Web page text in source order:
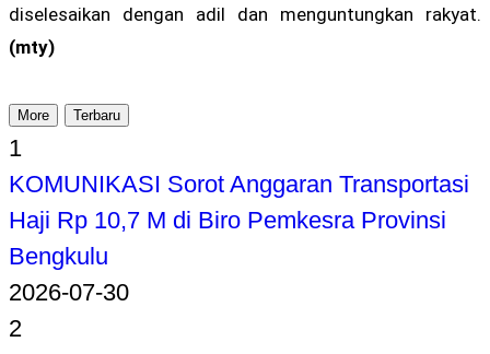
diselesaikan dengan adil dan menguntungkan rakyat.
(mty)
More Terbaru
1
KOMUNIKASI Sorot Anggaran Transportasi
Haji Rp 10,7 M di Biro Pemkesra Provinsi
Bengkulu
2026-07-30
2